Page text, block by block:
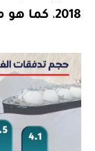
2018،كما هو